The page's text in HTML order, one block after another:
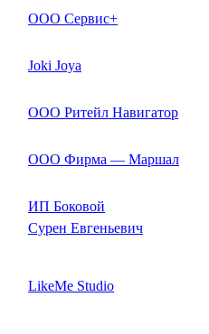
ООО Сервис+
Joki Joya
ООО Ритейл Навигатор
ООО Фирма — Маршал
ИП Боковой
Сурен Евгеньевич
LikeMe Studio